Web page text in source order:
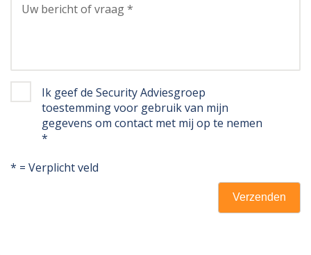
Uw bericht of vraag *
Ik geef de Security Adviesgroep
toestemming voor gebruik van mijn
gegevens om contact met mij op te nemen
*
* = Verplicht veld
Verzenden